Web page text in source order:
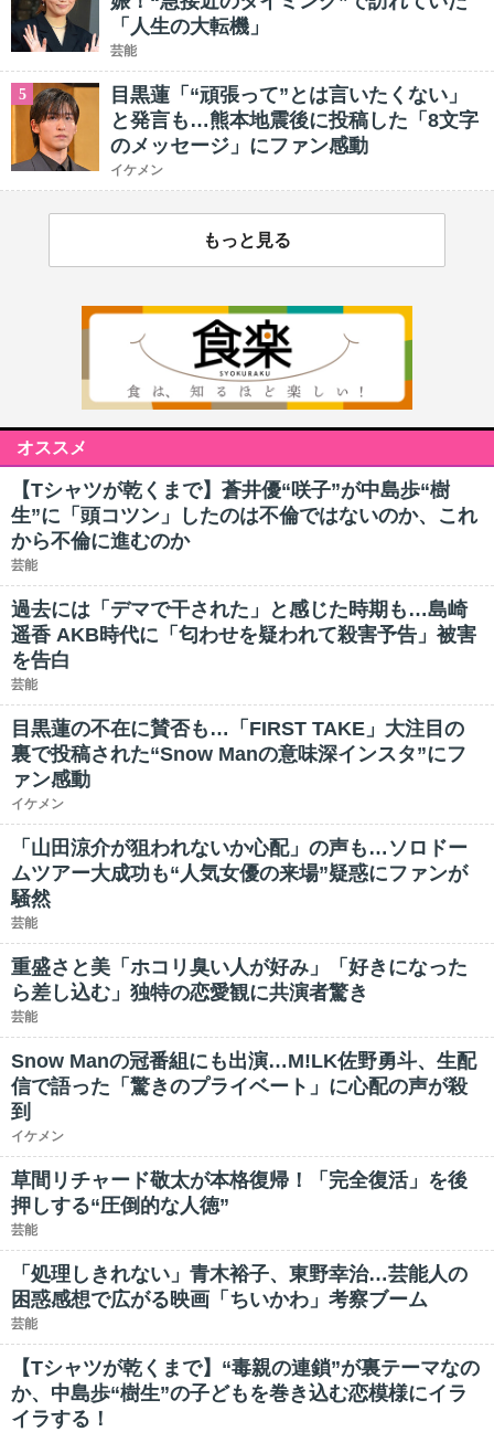
「人生の大転機」
芸能
5
目黒蓮「“頑張って”とは言いたくない」
と発言も…熊本地震後に投稿した「8文字
のメッセージ」にファン感動
イケメン
もっと見る
オススメ
【Tシャツが乾くまで】蒼井優“咲子”が中島歩“樹
生”に「頭コツン」したのは不倫ではないのか、これ
から不倫に進むのか
芸能
過去には「デマで干された」と感じた時期も…島崎
遥香 AKB時代に「匂わせを疑われて殺害予告」被害
を告白
芸能
目黒蓮の不在に賛否も…「FIRST TAKE」大注目の
裏で投稿された“Snow Manの意味深インスタ”にフ
ァン感動
イケメン
「山田涼介が狙われないか心配」の声も…ソロドー
ムツアー大成功も“人気女優の来場”疑惑にファンが
騒然
芸能
重盛さと美「ホコリ臭い人が好み」「好きになった
ら差し込む」独特の恋愛観に共演者驚き
芸能
Snow Manの冠番組にも出演…M!LK佐野勇斗、生配
信で語った「驚きのプライベート」に心配の声が殺
到
イケメン
草間リチャード敬太が本格復帰！「完全復活」を後
押しする“圧倒的な人徳”
芸能
「処理しきれない」青木裕子、東野幸治…芸能人の
困惑感想で広がる映画「ちいかわ」考察ブーム
芸能
【Tシャツが乾くまで】“毒親の連鎖”が裏テーマなの
か、中島歩“樹生”の子どもを巻き込む恋模様にイラ
イラする！